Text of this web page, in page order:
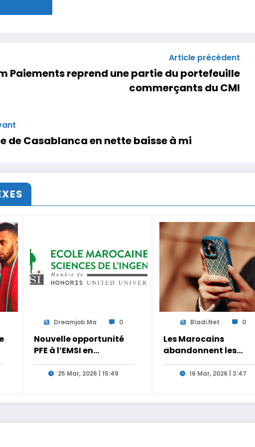
Article précédent
Paiements reprend une partie du portefeuille
commerçants du CMI
de Casablanca en nette baisse à mi
Dreamjob.ma 0
Nouvelle opportunité
PFE à l’EMSI en
intelligence artificielle
25 Mar, 2026 | 15:49
Bladi.net 0
Les Marocains
abandonnent les
appels et les SMS
Internet16 Mar, 2026 | 3:47